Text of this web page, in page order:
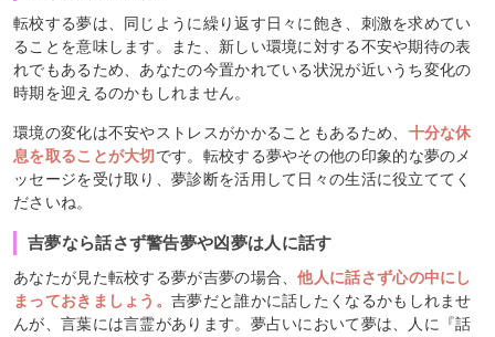
転校する夢は、同じように繰り返す日々に飽き、刺激を求めてい
ることを意味します。また、新しい環境に対する不安や期待の表
れでもあるため、あなたの今置かれている状況が近いうち変化の
時期を迎えるのかもしれません。
環境の変化は不安やストレスがかかることもあるため、 十分な休
息を取ることが大切です。転校する夢やその他の印象的な夢のメ
ッセージを受け取り、夢診断を活用して日々の生活に役立ててく
ださいね。
吉夢なら話さず警告夢や凶夢は人に話す
あなたが見た転校する夢が吉夢の場合、他人に話さず心の中にし
まっておきましょう。吉夢だと誰かに話したくなるかもしれませ
んが、言葉には言霊があります。夢占いにおいて夢は、人に『話